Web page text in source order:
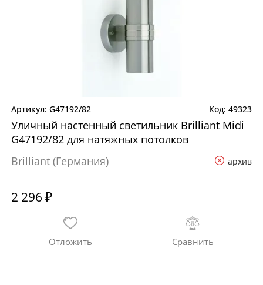
G47192/82 49323
Уличный настенный светильник Brilliant Midi
G47192/82 для натяжных потолков
Brilliant (Германия)
архив
2 296 ₽